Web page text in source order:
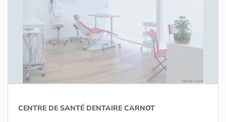
CENTRE DE SANTÉ DENTAIRE CARNOT